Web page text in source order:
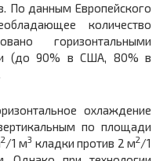
По данным Европейского
количество
горизонтальными
(до 90% в США, 80% в
охлаждение
по площади
2/1 м3 кладки против 2 м2/1